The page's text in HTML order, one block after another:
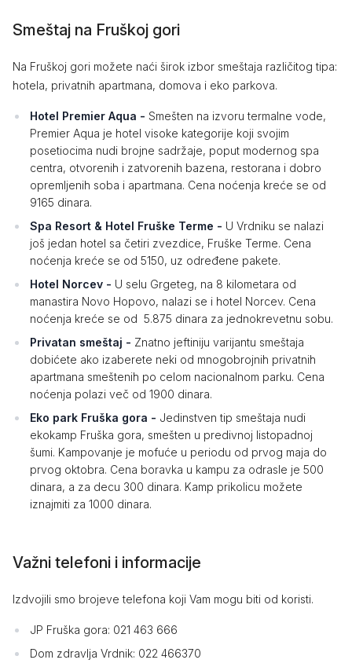
Smeštaj na Fruškoj gori
Na Fruškoj gori možete naći širok izbor smeštaja različitog tipa:
hotela, privatnih apartmana, domova i eko parkova.
Hotel Premier Aqua - Smešten na izvoru termalne vode,
Premier Aqua je hotel visoke kategorije koji svojim
posetiocima nudi brojne sadržaje, poput modernog spa
centra, otvorenih i zatvorenih bazena, restorana i dobro
opremljenih soba i apartmana. Cena noćenja kreće se od
9165 dinara.
Spa Resort & Hotel Fruške Terme - U Vrdniku se nalazi
još jedan hotel sa četiri zvezdice, Fruške Terme. Cena
noćenja kreće se od 5150, uz određene pakete.
Hotel Norcev - U selu Grgeteg, na 8 kilometara od
manastira Novo Hopovo, nalazi se i hotel Norcev. Cena
noćenja kreće se od 5.875 dinara za jednokrevetnu sobu.
Privatan smeštaj - Znatno jeftiniju varijantu smeštaja
dobićete ako izaberete neki od mnogobrojnih privatnih
apartmana smeštenih po celom nacionalnom parku. Cena
noćenja polazi več od 1900 dinara.
Eko park Fruška gora - Jedinstven tip smeštaja nudi
ekokamp Fruška gora, smešten u predivnoj listopadnoj
šumi. Kampovanje je mofuće u periodu od prvog maja do
prvog oktobra. Cena boravka u kampu za odrasle je 500
dinara, a za decu 300 dinara. Kamp prikolicu možete
iznajmiti za 1000 dinara.
Važni telefoni i informacije
Izdvojili smo brojeve telefona koji Vam mogu biti od koristi.
JP Fruška gora: 021 463 666
Dom zdravlja Vrdnik: 022 466370